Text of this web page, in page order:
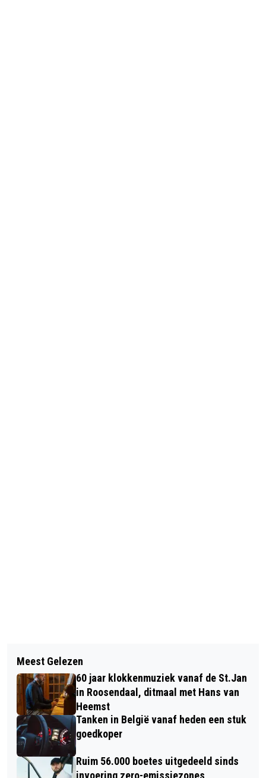
RONDE VAN NISPEN: EEN UITJE VOOR
DE GEHELE FAMILIE!
OPNIEUW EEN LEEGSTAAND PAND
VERHULD: SHOW YOUR ART
Meest Gelezen
60 jaar klokkenmuziek vanaf de St.Jan
in Roosendaal, ditmaal met Hans van
Heemst
Tanken in België vanaf heden een stuk
goedkoper
Ruim 56.000 boetes uitgedeeld sinds